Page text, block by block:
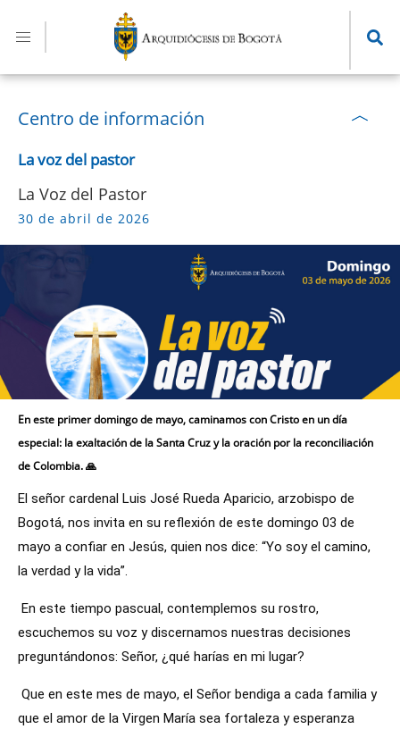
contenido
principal
Centro de información
La Voz del Pastor
30 de abril de 2026
En este primer domingo de mayo, caminamos con Cristo en un día
especial: la exaltación de la Santa Cruz y la oración por la reconciliación
de Colombia. 🙏
El señor cardenal Luis José Rueda Aparicio, arzobispo de
Bogotá, nos invita en su reflexión de este domingo 03 de
mayo a confiar en Jesús, quien nos dice: “Yo soy el camino,
la verdad y la vida”.
En este tiempo pascual, contemplemos su rostro,
escuchemos su voz y discernamos nuestras decisiones
preguntándonos: Señor, ¿qué harías en mi lugar?
Que en este mes de mayo, el Señor bendiga a cada familia y
que el amor de la Virgen María sea fortaleza y esperanza
La voz del pastor